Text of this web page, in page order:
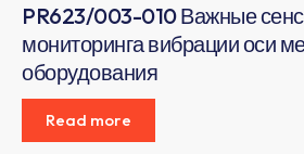
PR623/003-010 Важные
мониторинга вибрации оси
оборудования
Read more